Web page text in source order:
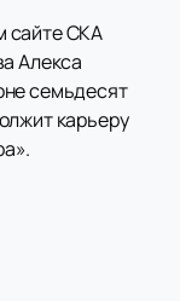
сайте СКА
Алекса
семьдесят
карьеру